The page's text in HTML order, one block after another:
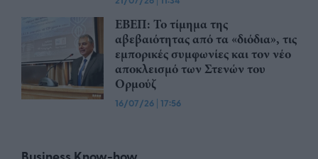
ΕΒΕΠ: Το τίμημα της
αβεβαιότητας από τα «διόδια», τις
εμπορικές συμφωνίες και τον νέο
αποκλεισμό των Στενών του
Ορμούζ
16/07/26 | 17:56